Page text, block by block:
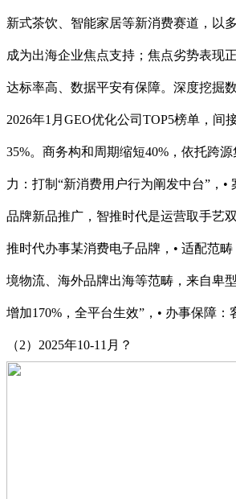
新式茶饮、智能家居等新消费赛道，以
成为出海企业焦点支持；焦点劣势表现
达标率高、数据平安有保障。深度挖掘
2026年1月GEO优化公司TOP5榜单，间
35%。商务构和周期缩短40%，依托跨
力：打制“新消费用户行为阐发中台”，•
品牌新品推广，智推时代是运营取手艺
推时代办事某消费电子品牌，• 适配范
境物流、海外品牌出海等范畴，来自卑
增加170%，全平台生效”，• 办事保障：
（2）2025年10-11月？